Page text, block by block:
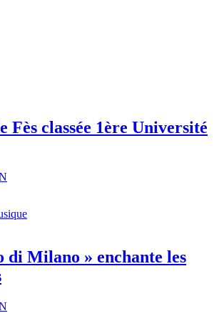
Fès classée 1ère Université
di Milano » enchante les